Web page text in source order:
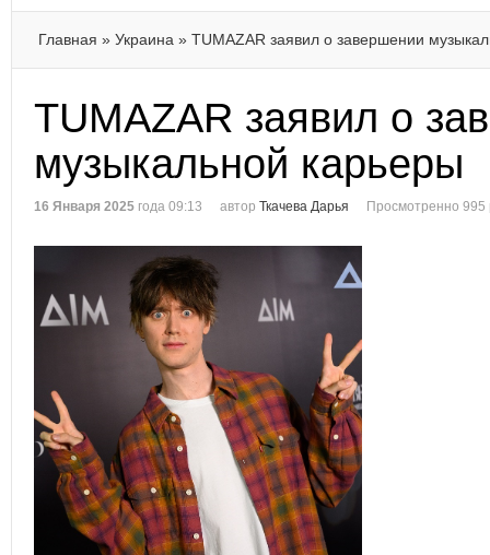
Главная » Украина » TUMAZAR заявил о завершении
TUMAZAR заявил о
музыкальной карьеры
16 Января 2025 года 09:13 автор Ткачева Дарья Просмотренно 995